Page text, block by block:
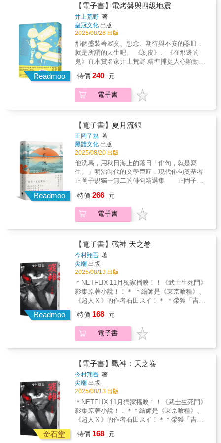
地方。」「從揭曉真相開始，同樣的人物、同
樣的對話，卻完全帶來不同的感受。」©Sesuji
2024 / KADOKAWA CORPORATION
感到顫慄的五個最恐怖地點。同時，也將一舉
公開進行追加採訪時得到的最新情報！然而，
號稱親訪各地恐怖景點取材的靈異頻道粉絲
書，其「考察」內容竟是直播主與編輯為了提
升討論度而編造……貪婪的篡奪者✕膚淺的巡
禮者✕貧困的共犯者──這是我碰上的，無聊的
鬼故事這是我碰上的，恐怖的鬼故事這是我碰
上的，一點也不稀奇的鬼故事✦ 各界好評推薦
阿焦（Podcast節目《不眠書店》製作人）
《日本恐怖實話》作者）喬齊安（台灣犯罪作
家聯會成員／推理評論家）✦ 讀者好評「所謂
怪談，如何被講述便是最重要的一點。而輕易
就能讓人腦中浮現出畫面，正是本作最恐怖的
地方。」「從揭曉真相開始，同樣的人物、同
樣的對話，卻完全帶來不同的感受。」©Sesuji
2024 / KADOKAWA CORPORATION
Readmoo
【電子書】電烤盤與四級地震
井上荒野 著
皇冠文化 出版
2025/08/26 出版
那個盛裝著寂寞、想念、期待與不安的器皿，
就是所謂的人生吧。 《剝皮》、《在那邊的
鬼》直木賞名家井上荒野 精準捕捉人心顫動瞬
中文版序 真不想獨自承受。 真希望你也稍
微煩惱一下。 真想要發生點什麼來改變這個
狀態── 「有沒有人想要電烤盤？」美雪總覺得
家並不算遠，卻也稱不上近。就像我們之間的
距離呢，美雪心想。 大學時，麻子和美雪的丈
夫曾交往過。 不知道算不算替對方著想，雖然
不是秘密，美雪和丈夫卻從來沒聊過這件事。
他們用電烤盤做了大阪燒，順便慶祝麻子的男
友拿到小說新人獎。 麻子流露出滿滿的自豪，
小說家男友謙虛又穩重，丈夫卻一臉狀況外。
這男人完全沒什麼文化素養可言──但美雪以前
明明不覺得他討厭或丟臉。 這兩個人是不是比
事呢？ 原來如此，美雪懂了。麻子只是想來讓
他們看看她的另一半而已。 滋滋滋，電烤盤彷
彿什麼也沒發生地繼續運作，就像他們之間的
關係。 〈那時的鑄鐵鍋〉 暌違三十年，三千
枝與大學社團的友人們聚在剛剛離世的社員湊
家裡。 三千枝是為了找某樣東西才來的。 剛結
婚時，有一次丈夫擅自把她熬的高湯倒掉。三
千枝一氣之下跑去湊的家。 她在那看見了和自
己同款的鑄鐵鍋&mdash;&mdash; 那是湊送給
自己的結婚賀禮，也是被丈夫倒掉高湯的那個
鑄鐵鍋。 後來她不只一次想著，如果當時她做
了不同決定，人生是不是會完全不同？ 〈水
餃桌〉 我們一家人都喜歡吃水餃。 媽會在那張
水餃專用桌上製作餃皮，發出嘎吱作響的聲
音。 直到爸出軌，我們家就再也聽不到那個聲
媽，為了減緩癌症的痛苦正注射著嗎啡。 她現
在幾乎不會醒來。醫生說剩不到一星期了。
〈尋找生鏽鐵釘〉 聽說多走路有助於把體內
結石排掉，雅章忍著痛去公園散步。 結果遇見
了一個在尋找「生鏽鐵釘」的大叔。 大叔把家
中的生鏽鐵釘當成垃圾丟掉，沒想到那對妻子
來說很重要。 雅章就這樣跟著一起找，反正結
石的疼痛還算可以忍受， 倒是女友懷孕的事情
不經意從心上滾過的時候還比較痛苦
特價 240 元
電子書
Readmoo
【電子書】夏月流銀
正岡子規 著
黑體文化 出版
2025/08/20 出版
他洗馬，用秋日海上的落日「俳句，就是寫
生。」明治時代的文學巨匠，現代俳句奠基者
正岡子規獨一無二的俳句精選集 正岡子規
者，成就直追古典俳句三大家──松尾芭蕉、與
謝蕪村和小林一茶。正岡子規一反陳舊的俳句
套路，提倡根植於現實、以真誠情感描繪生活
球、高樓大廈、火車、葡萄酒皆可入詩。
正岡子規同時培養了高濱虛子、河東碧梧桐等
弟子，開創「子規派」，為俳句與短歌的現代
化奠定基礎。他的風格不僅讓俳句與短歌重獲
生機，連現代詩等全然不同的詩歌類型也都受
其啟發，影響深遠。本書從正岡子規所寫下的
上萬首俳句中，精選翻譯500首，按年代先後編
排，並附上原文、讀音及註解，供讀者品味鑒
賞。「子規作為人，又作為文學家，在他的身
（作家）「正岡子規是真正現代日本詩歌的奠
基者。」——唐納德・基恩（美裔日本文學專
家）
特價 266 元
電子書
Readmoo
【電子書】戰神 天之卷
今村翔吾 著
尖端 出版
2025/08/13 出版
＊NETFLIX 11月獨家播映！！《武士生死鬥》
影集原著小說！！＊ ＊繪師是《東京喰種》、
《超人Ｘ》的作者石田スイ！＊ ＊榮獲「吉川
家今村翔吾全新力作！＊ 握刀的理由，究竟為
何？ 是為錢，為命，還是為尊嚴？ 邁向滅亡的
武士們，展開最後一場死亡遊戲！ 【故事大
告，如同一道來自地獄的召喚，將「西南戰
爭」後銷聲匿跡的殘存武士們重新匯聚。他們
為了巨額獎金，被迫投入一場自相殘殺的煉
獄。參加者必須互相爭奪分配到的點數，並順
著東海道直指東京。 這些末路武士中，有胸懷
大志的英傑、見錢眼開的無賴、冷血無情的屠
夫&hellip;&hellip;但無一不是身懷絕技、但生不
逢時的劍客！ 神祕的滄桑劍客・嵯峨愁二郎和
年僅十二歲的少女・雙葉，為了保護各自的家
特價 168 元
電子書
金石堂
【電子書】戰神：天之卷
今村翔吾 著
尖端 出版
2025/08/13 出版
＊NETFLIX 11月獨家播映！！《武士生死鬥》
影集原著小說！！＊＊繪師是《東京喰種》、
《超人Ｘ》的作者石田スイ！＊＊榮獲「吉川
家今村翔吾全新力作！＊握刀的理由，究竟為
特價 168 元